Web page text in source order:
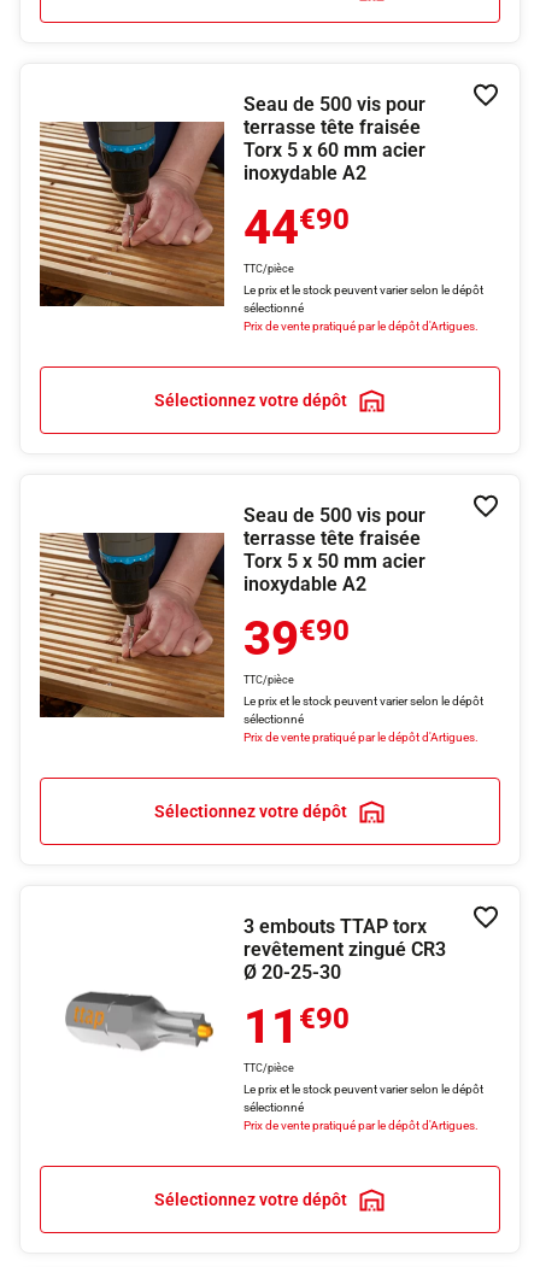
Seau de 500 vis pour
terrasse tête fraisée
Torx 5 x 60 mm acier
inoxydable A2
44€90
TTC/pièce
Le prix et le stock peuvent varier selon le dépôt
sélectionné
Prix de vente pratiqué par le dépôt d'Artigues.
Sélectionnez votre dépôt
Seau de 500 vis pour
terrasse tête fraisée
Torx 5 x 50 mm acier
inoxydable A2
39€90
TTC/pièce
Le prix et le stock peuvent varier selon le dépôt
sélectionné
Prix de vente pratiqué par le dépôt d'Artigues.
Sélectionnez votre dépôt
3 embouts TTAP torx
revêtement zingué CR3
Ø 20-25-30
11 €90
TTC/pièce
Le prix et le stock peuvent varier selon le dépôt
sélectionné
Prix de vente pratiqué par le dépôt d'Artigues.
Sélectionnez votre dépôt